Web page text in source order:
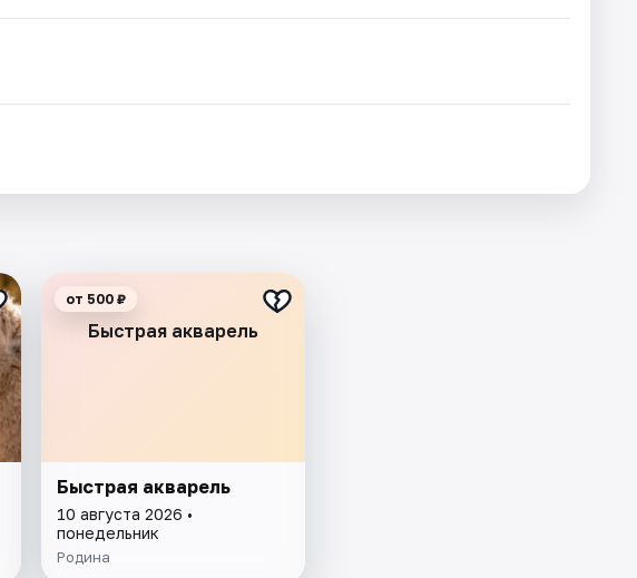
Быстрая акварель
от 500 ₽
Быстрая акварель
10 августа 2026 •
понедельник
Родина